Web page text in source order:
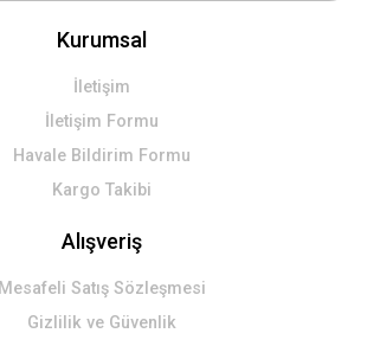
Kurumsal
İletişim
İletişim Formu
Havale Bildirim Formu
Kargo Takibi
Alışveriş
Mesafeli Satış Sözleşmesi
Gizlilik ve Güvenlik